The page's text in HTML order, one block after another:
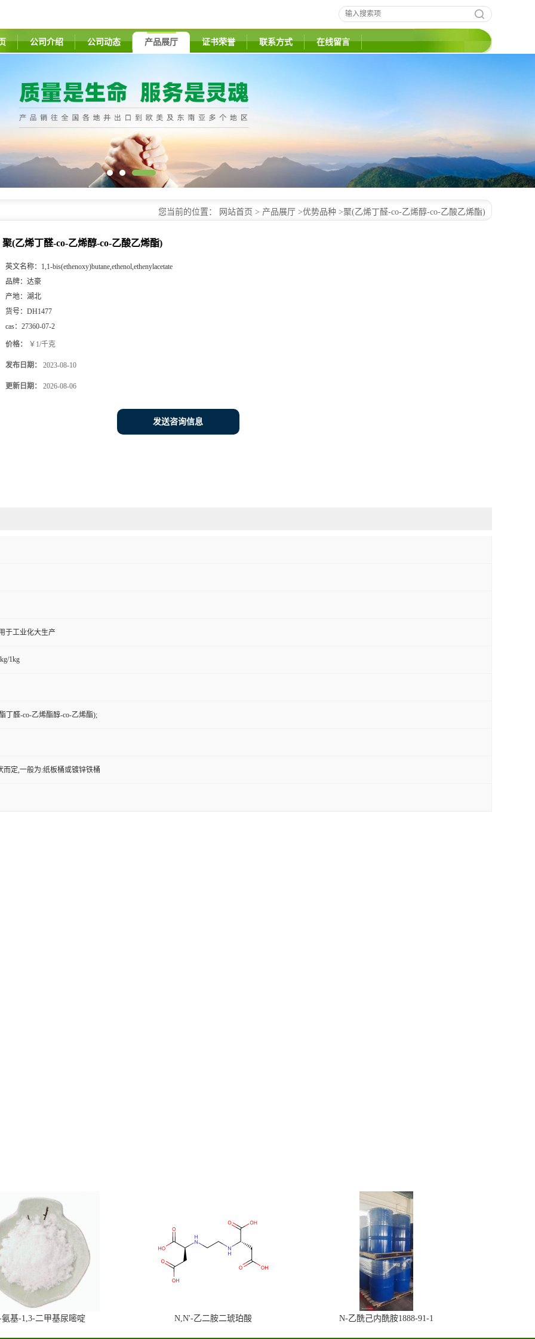
公司介绍 公司动态 产品展厅 证书荣誉 联系方式 在线留言
您当前的位置： 网站首页 > 产品展厅 >优势品种 >聚(乙烯丁醛-co-乙烯醇-co-乙酸乙烯酯)
聚(乙烯丁醛-co-乙烯醇-co-乙酸乙烯酯)
英文名称： 1,1-bis(ethenoxy)butane,ethenol,ethenylacetate
品牌： 达豪
产地： 湖北
货号： DH1477
cas： 27360-07-2
价格： ￥1/千克
发布日期： 2023-08-10
更新日期： 2026-08-06
发送咨询信息
于工业化大生产
1kg
丁醛-co-乙烯酯醇-co-乙烯酯);
而定,一般为:纸板桶或镀锌铁桶
氨基-1,3-二甲基尿嘧啶 N,N'-乙二胺二琥珀酸 N-乙酰己内酰胺1888-91-1